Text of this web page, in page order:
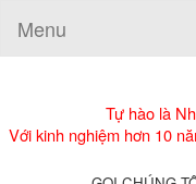
Menu
Tự hào là
Với kinh nghiệm hơn 10